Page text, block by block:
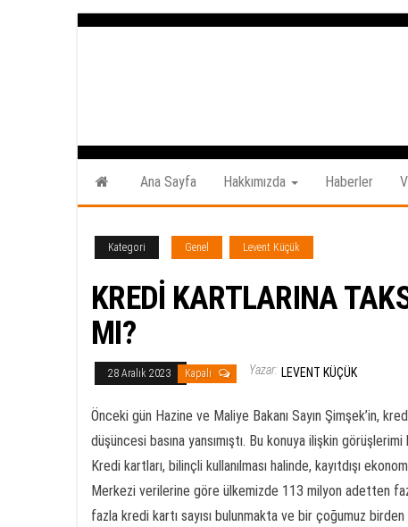
İçeriğe
Ana Sayfa Hakkımızda Haberler
Kategori Genel Levent Küçük
KREDİ KARTLARINA
MI?
28 Aralık 2023 Kapalı Yazar: LEVENT KÜÇÜK
Önceki gün Hazine ve Maliye Bakanı Sayın Şimşek’in,
düşüncesi basına yansımıştı. Bu konuya ilişkin
Kredi kartları, bilinçli kullanılması halinde, kayıtdışı
Merkezi verilerine göre ülkemizde 113 milyon adetten
fazla kredi kartı sayısı bulunmakta ve bir çoğumuz